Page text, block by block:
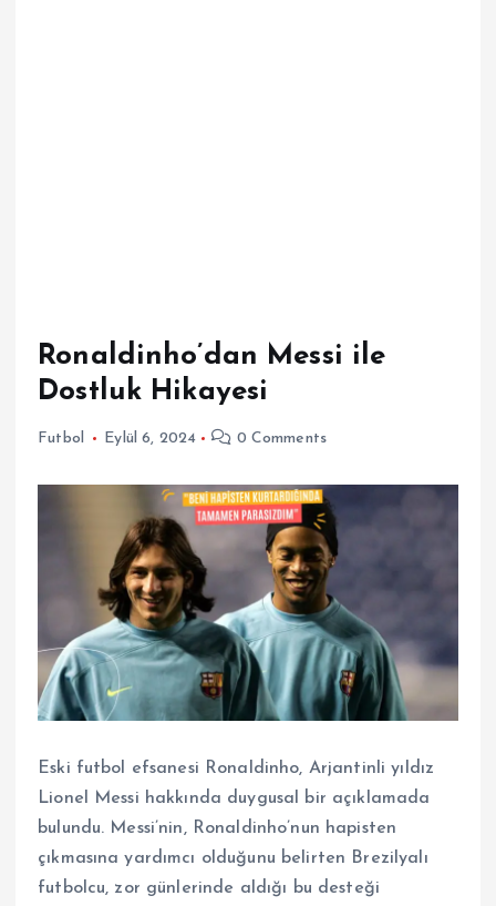
Ronaldinho’dan Messi ile
Dostluk Hikayesi
Futbol Eylül 6, 2024 0 Comments
Eski futbol efsanesi Ronaldinho, Arjantinli yıldız
Lionel Messi hakkında duygusal bir açıklamada
bulundu. Messi’nin, Ronaldinho’nun hapisten
çıkmasına yardımcı olduğunu belirten Brezilyalı
futbolcu, zor günlerinde aldığı bu desteği